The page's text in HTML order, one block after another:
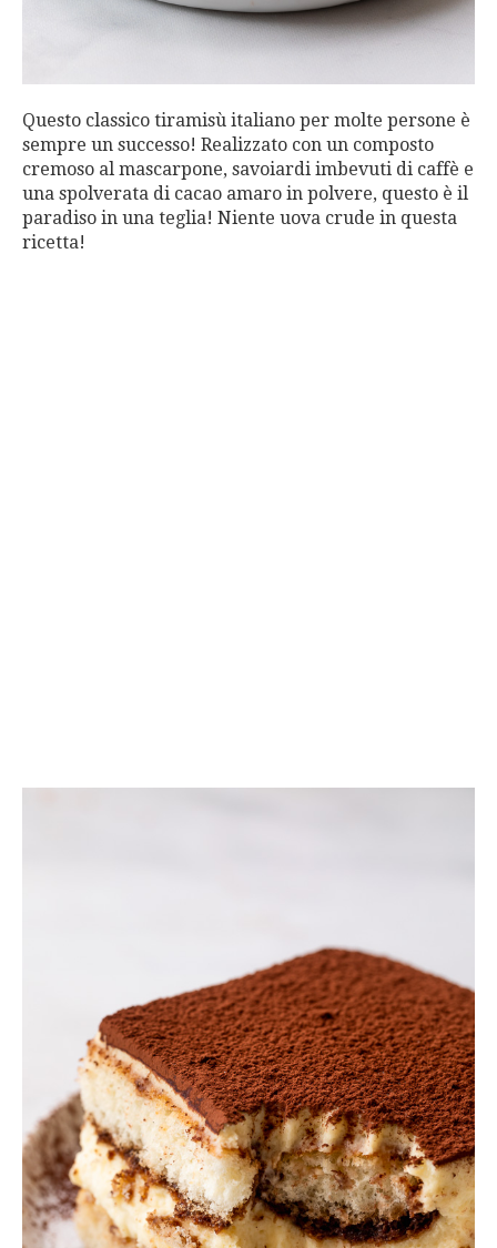
Questo classico tiramisù italiano per molte persone è
sempre un successo! Realizzato con un composto
cremoso al mascarpone, savoiardi imbevuti di caffè e
una spolverata di cacao amaro in polvere, questo è il
paradiso in una teglia! Niente uova crude in questa
ricetta!